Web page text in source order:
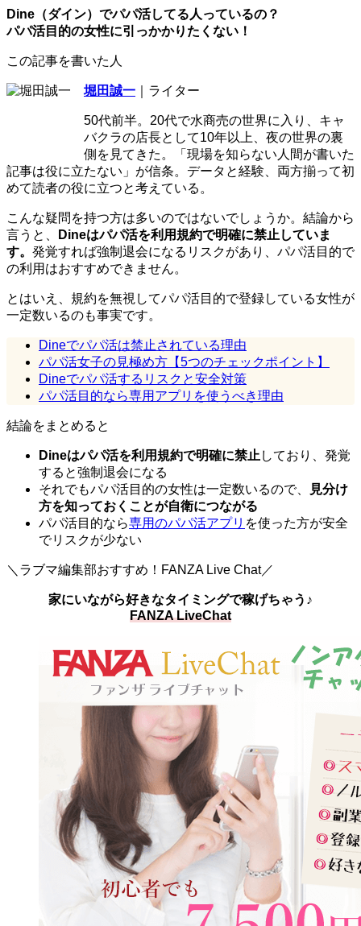
Dine（ダイン）でパパ活してる人っているの？
パパ活目的の女性に引っかかりたくない！
この記事を書いた人
堀田誠一 ｜ライター
50代前半。20代で水商売の世界に入り、キャ
バクラの店長として10年以上、夜の世界の裏
側を見てきた。「現場を知らない人間が書いた
記事は役に立たない」が信条。データと経験、両方揃って初
めて読者の役に立つと考えている。
こんな疑問を持つ方は多いのではないでしょうか。結論から
言うと、
Dineはパパ活を利用規約で明確に禁止していま
す。 発覚すれば強制退会になるリスクがあり、パパ活目的で
の利用はおすすめできません。
とはいえ、規約を無視してパパ活目的で登録している女性が
一定数いるのも事実です。
Dineでパパ活は禁止されている理由
パパ活女子の見極め方【5つのチェックポイント】
Dineでパパ活するリスクと安全対策
パパ活目的なら専用アプリを使うべき理由
結論をまとめると
Dineはパパ活を利用規約で明確に禁止 しており、発覚
すると強制退会になる
それでもパパ活目的の女性は一定数いるので、
見分け
方を知っておくことが自衛につながる
パパ活目的なら専用のパパ活アプリ を使った方が安全
でリスクが少ない
＼ラブマ編集部おすすめ！FANZA Live Chat／
家にいながら好きなタイミングで稼げちゃう♪
FANZA LiveChat